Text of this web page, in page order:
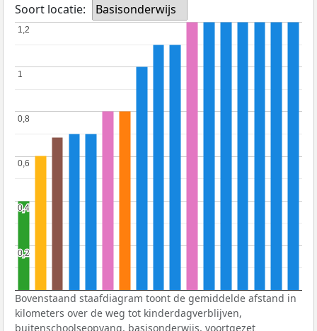
Soort locatie:
Basisonderwijs
0,2
0,2
0,4
0,4
0,6
0,6
0,8
0,8
11
1,2
1,2
Bovenstaand staafdiagram toont de gemiddelde afstand in
kilometers over de weg tot kinderdagverblijven,
buitenschoolseopvang, basisonderwijs, voortgezet